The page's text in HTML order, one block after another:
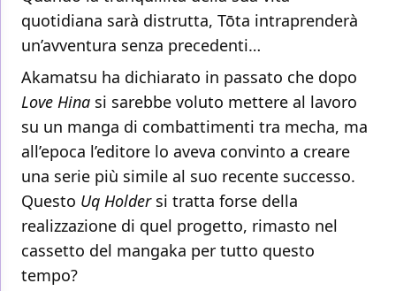
quotidiana sarà distrutta, Tōta intraprenderà
un’avventura senza precedenti…
Akamatsu ha dichiarato in passato che dopo
Love Hina si sarebbe voluto mettere al lavoro
su un manga di combattimenti tra mecha, ma
all’epoca l’editore lo aveva convinto a creare
una serie più simile al suo recente successo.
Questo Uq Holdersi tratta forse della
realizzazione di quel progetto, rimasto nel
cassetto del mangaka per tutto questo
tempo?